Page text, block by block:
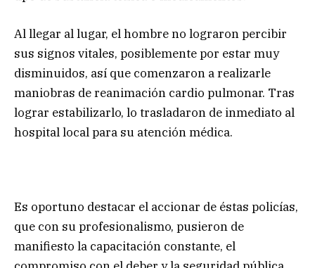
Al llegar al lugar, el hombre no lograron percibir
sus signos vitales, posiblemente por estar muy
disminuidos, así que comenzaron a realizarle
maniobras de reanimación cardio pulmonar. Tras
lograr estabilizarlo, lo trasladaron de inmediato al
hospital local para su atención médica.
Es oportuno destacar el accionar de éstas policías,
que con su profesionalismo, pusieron de
manifiesto la capacitación constante, el